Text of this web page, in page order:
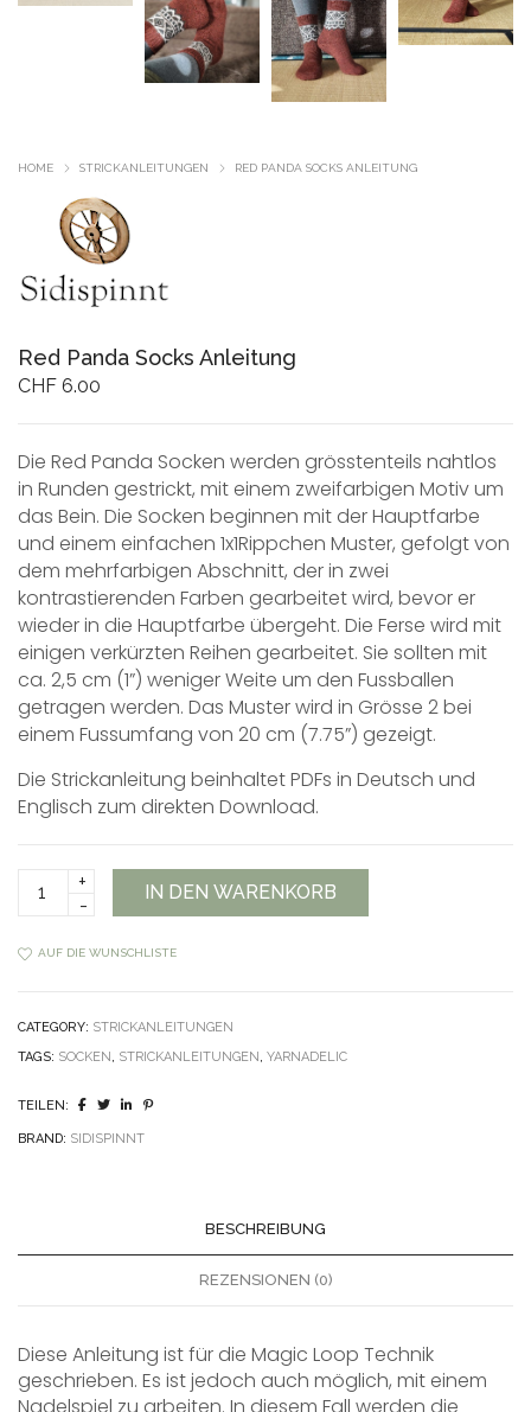
HOME STRICKANLEITUNGEN RED PANDA SOCKS ANLEITUNG
Red Panda Socks Anleitung
CHF 6.00
Die Red Panda Socken werden grösstenteils nahtlos
in Runden gestrickt, mit einem zweifarbigen Motiv um
das Bein. Die Socken beginnen mit der Hauptfarbe
und einem einfachen 1x1Rippchen Muster, gefolgt von
dem mehrfarbigen Abschnitt, der in zwei
kontrastierenden Farben gearbeitet wird, bevor er
wieder in die Hauptfarbe übergeht. Die Ferse wird mit
einigen verkürzten Reihen gearbeitet. Sie sollten mit
ca. 2,5 cm (1”) weniger Weite um den Fussballen
getragen werden. Das Muster wird in Grösse 2 bei
einem Fussumfang von 20 cm (7.75”) gezeigt.
Die Strickanleitung beinhaltet PDFs in Deutsch und
Englisch zum direkten Download.
Panda
Anleitung
IN DEN WARENKORB
AUF DIE WUNSCHLISTE
CATEGORY: STRICKANLEITUNGEN
TAGS: SOCKEN, STRICKANLEITUNGEN, YARNADELIC
TEILEN:
BRAND: SIDISPINNT
BESCHREIBUNG
REZENSIONEN (0)
Diese Anleitung ist für die Magic Loop Technik
geschrieben. Es ist jedoch auch möglich, mit einem
Nadelspiel zu arbeiten. In diesem Fall werden die